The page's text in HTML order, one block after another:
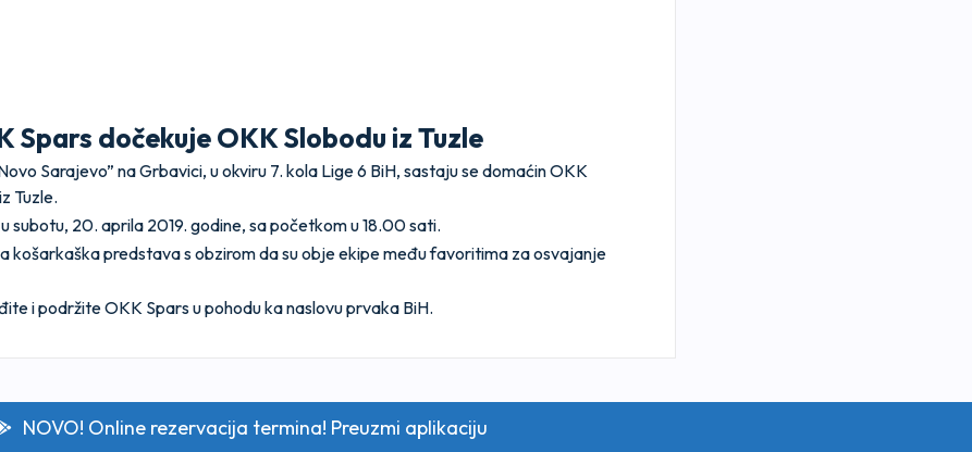
Spars dočekuje OKK Slobodu iz Tuzle
Sarajevo” na Grbavici, u okviru 7. kola Lige 6 BiH, sastaju se domaćin OKK
Tuzle.
subotu, 20. aprila 2019. godine, sa početkom u 18.00 sati.
košarkaška predstava s obzirom da su obje ekipe među favoritima za osvajanje
i podržite OKK Spars u pohodu ka naslovu prvaka BiH.
NOVO! Online rezervacija termina! Preuzmi aplikaciju